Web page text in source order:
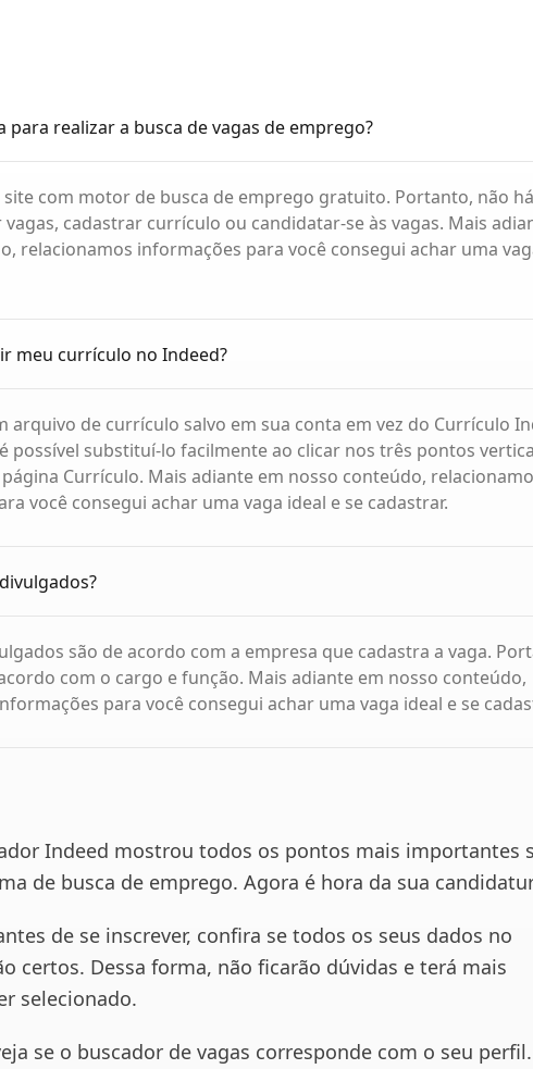
para realizar a busca de vagas de emprego?
site com motor de busca de emprego gratuito. Portanto, não
cadastrar currículo ou candidatar-se às vagas. Mais
relacionamos informações para você consegui achar uma
meu currículo no Indeed?
arquivo de currículo salvo em sua conta em vez do Currículo
possível substituí-lo facilmente ao clicar nos três pontos
Currículo. Mais adiante em nosso conteúdo,
você consegui achar uma vaga ideal e se cadastrar.
são de acordo com a empresa que cadastra a vaga.
com o cargo e função. Mais adiante em nosso conteúdo,
para você consegui achar uma vaga ideal e se
Indeed mostrou todos os pontos mais importantes
de busca de emprego. Agora é hora da sua
de se inscrever, confira se todos os seus dados no
certos. Dessa forma, não ficarão dúvidas e terá mais
selecionado.
se o buscador de vagas corresponde com o seu